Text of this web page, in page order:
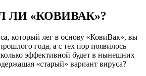
ЛИ «КОВИВАК»?
который лег в основу «КовиВак», вы
года, а с тех пор появилось
эффективной будет в нынешних
«старый» вариант вируса?